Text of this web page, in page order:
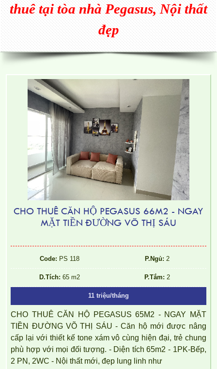
thuê tại tòa nhà Pegasus, Nội thất
đẹp
CHO THUÊ CĂN HỘ PEGASUS 66M2 - NGAY
MẶT TIỀN ĐƯỜNG VÕ THỊ SÁU
Code: PS 118 P.Ngủ: 2
D.Tích: 65 m2 P.Tắm: 2
11 triệu/tháng
CHO THUÊ CĂN HỘ PEGASUS 65M2 - NGAY MẶT
TIỀN ĐƯỜNG VÕ THỊ SÁU - Căn hộ mới được nâng
cấp lại với thiết kế tone xám vô cùng hiện đại, trẻ chung
phù hợp với mọi đối tượng. - Diện tích 65m2 - 1PK-Bếp,
2 PN, 2WC - Nội thất mới, đẹp lung linh như